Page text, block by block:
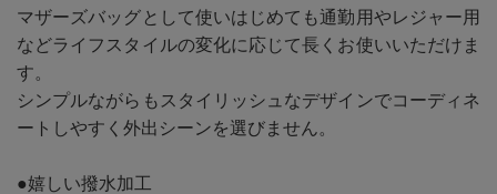
マザーズバッグとして使いはじめても通勤用やレジャー用
などライフスタイルの変化に応じて長くお使いいただけま
す。
シンプルながらもスタイリッシュなデザインでコーディネ
ートしやすく外出シーンを選びません。
●嬉しい撥水加工